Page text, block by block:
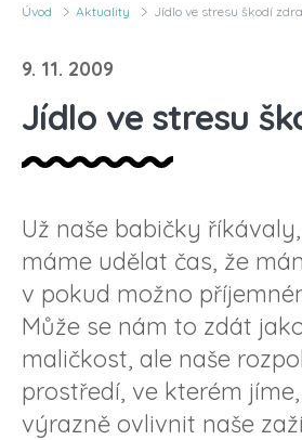
Úvod Aktuality Jídlo ve stresu škodí
9. 11. 2009
Jídlo ve stresu
Už naše babičky
máme udělat čas, že
v pokud možno
Může se nám to zdát
maličkost, ale naše
prostředí, ve kterém
výrazně ovlivnit naše